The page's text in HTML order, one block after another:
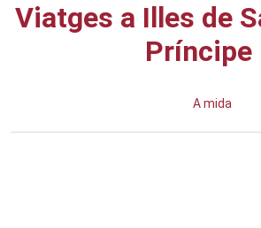
Viatges a Illes de
Príncipe
A mida